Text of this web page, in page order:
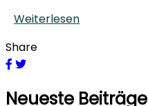
Weiterlesen
Share
Neueste Beiträge